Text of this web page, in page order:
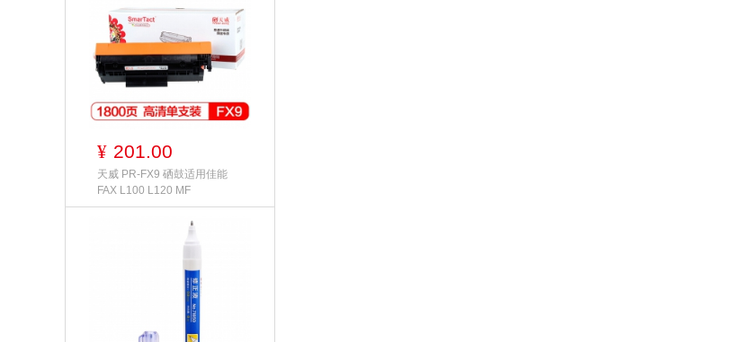
¥ 201.00
天威 PR-FX9 硒鼓适用佳能
FAX L100 L120 MF